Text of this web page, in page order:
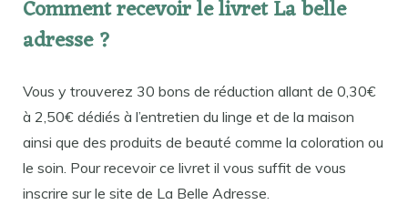
Comment recevoir le livret La belle
adresse ?
Vous y trouverez 30 bons de réduction allant de 0,30€
à 2,50€ dédiés à l’entretien du linge et de la maison
ainsi que des produits de beauté comme la coloration ou
le soin. Pour recevoir ce livret il vous suffit de vous
inscrire sur le site de La Belle Adresse.